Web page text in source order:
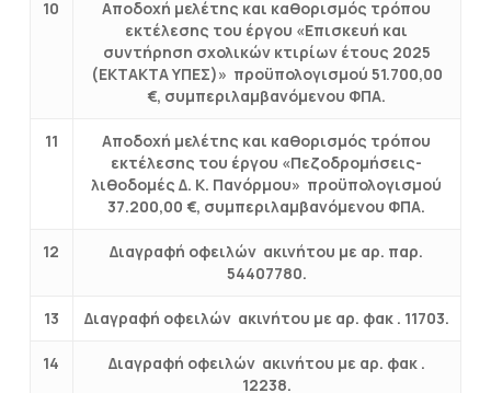
10
Αποδοχή μελέτης και καθορισμός τρόπου
εκτέλεσης του έργου «Επισκευή και
συντήρηση σχολικών κτιρίων έτους 2025
(ΕΚΤΑΚΤΑ ΥΠΕΣ)» προϋπολογισμού 51.700,00
€, συμπεριλαμβανόμενου ΦΠΑ.
11
Αποδοχή μελέτης και καθορισμός τρόπου
εκτέλεσης του έργου «Πεζοδρομήσεις-
λιθοδομές Δ. Κ. Πανόρμου» προϋπολογισμού
37.200,00 €, συμπεριλαμβανόμενου ΦΠΑ.
12
Διαγραφή οφειλών ακινήτου με αρ. παρ.
54407780.
13 Διαγραφή οφειλών ακινήτου με αρ. φακ . 11703.
14
Διαγραφή οφειλών ακινήτου με αρ. φακ .
12238.